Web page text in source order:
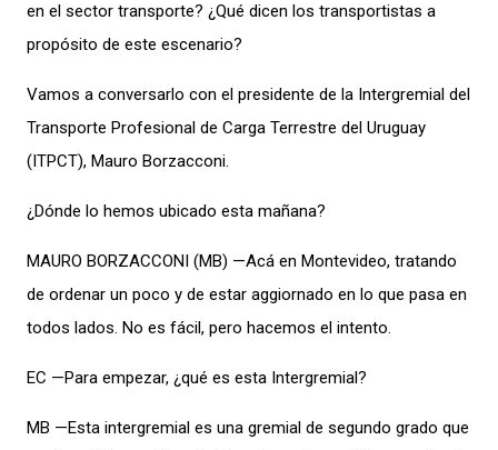
en el sector transporte? ¿Qué dicen los transportistas a
propósito de este escenario?
Vamos a conversarlo con el presidente de la Intergremial del
Transporte Profesional de Carga Terrestre del Uruguay
(ITPCT), Mauro Borzacconi.
¿Dónde lo hemos ubicado esta mañana?
MAURO BORZACCONI (MB) —Acá en Montevideo, tratando
de ordenar un poco y de estar aggiornado en lo que pasa en
todos lados. No es fácil, pero hacemos el intento.
EC —Para empezar, ¿qué es esta Intergremial?
MB —Esta intergremial es una gremial de segundo grado que